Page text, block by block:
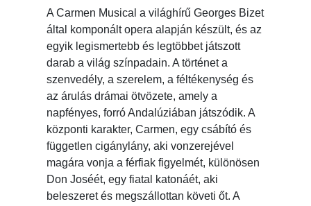
A Carmen Musical a világhírű Georges Bizet
által komponált opera alapján készült, és az
egyik legismertebb és legtöbbet játszott
darab a világ színpadain. A történet a
szenvedély, a szerelem, a féltékenység és
az árulás drámai ötvözete, amely a
napfényes, forró Andalúziában játszódik. A
központi karakter, Carmen, egy csábító és
független cigánylány, aki vonzerejével
magára vonja a férfiak figyelmét, különösen
Don Joséét, egy fiatal katonáét, aki
beleszeret és megszállottan követi őt. A